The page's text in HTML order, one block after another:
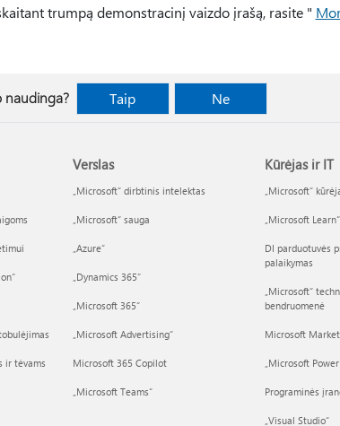
trumpą demonstracinį vaizdo įrašą, rasite "
naudinga? Taip Ne
ir tėvams
Verslas
„Microsoft“ dirbtinis intelektas
„Microsoft“ sauga
„Azure”
„Dynamics 365“
„Microsoft 365“
„Microsoft Advertising“
Microsoft 365 Copilot
„Microsoft Teams“
Kūrėjas ir IT
„Microsoft“
„Microsoft Learn“
DI parduotuvės
palaikymas
„Microsoft“
bendruomenė
Microsoft
„Microsoft
Programinės
„Visual Studio“